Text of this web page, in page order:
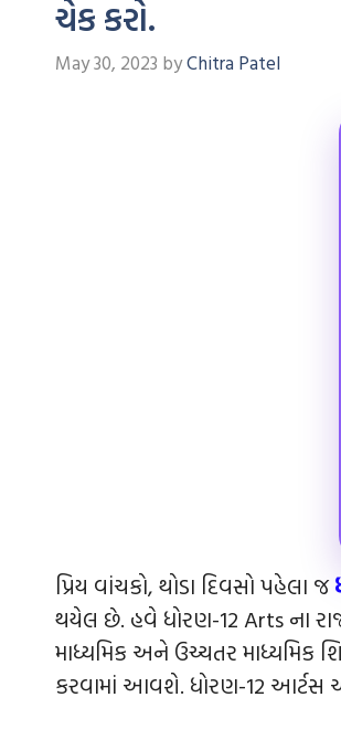
ચેક કરો.
May 30, 2023 byChitra Patel
પ્રિય વાંચકો, થોડા દિવસો પહેલા જ
થયેલ છે. હવે ધોરણ-12 Arts ના
માધ્યમિક અને ઉચ્ચતર માધ્યમિક
કરવામાં આવશે. ધોરણ-12 આર્ટસ